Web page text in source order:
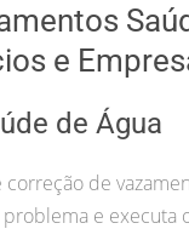
e
de Água
de
e executa